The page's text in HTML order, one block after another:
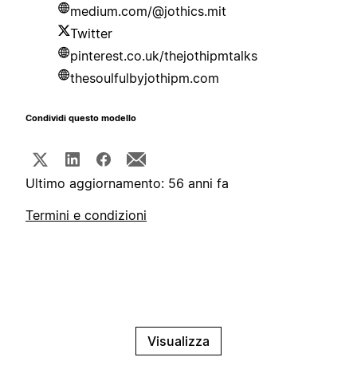
medium.com/@jothics.mit
Twitter
pinterest.co.uk/thejothipmtalks
thesoulfulbyjothipm.com
Condividi questo modello
Ultimo aggiornamento: 56 anni fa
Termini e condizioni
Visualizza